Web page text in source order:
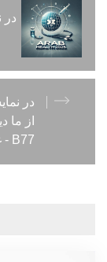
در
- غرفه شماره B77